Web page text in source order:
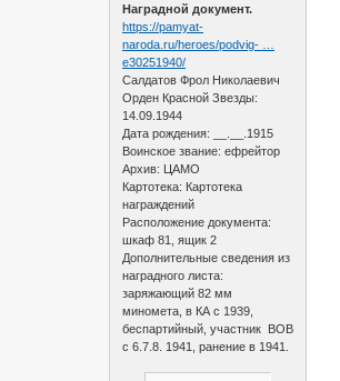
Наградной документ.
https://pamyat-
naroda.ru/heroes/podvig- …
e30251940/
Салдатов Фрол Николаевич
Орден Красной Звезды:
14.09.1944
Дата рождения: __.__.1915
Воинское звание: ефрейтор
Архив: ЦАМО
Картотека: Картотека
награждений
Расположение документа:
шкаф 81, ящик 2
Дополнительные сведения из
наградного листа:
заряжающий 82 мм
миномета, в КА с 1939,
беспартийный, участник ВОВ
с 6.7.8. 1941, ранение в 1941.